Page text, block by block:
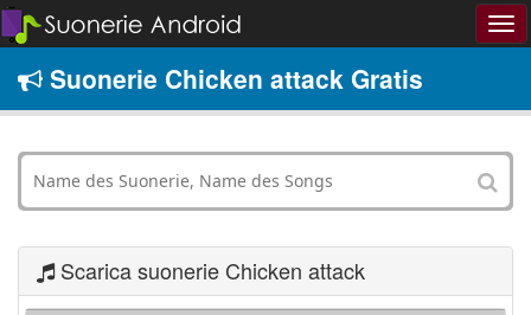
Suonerie Chicken attack Gratis
Scarica suonerie Chicken attack